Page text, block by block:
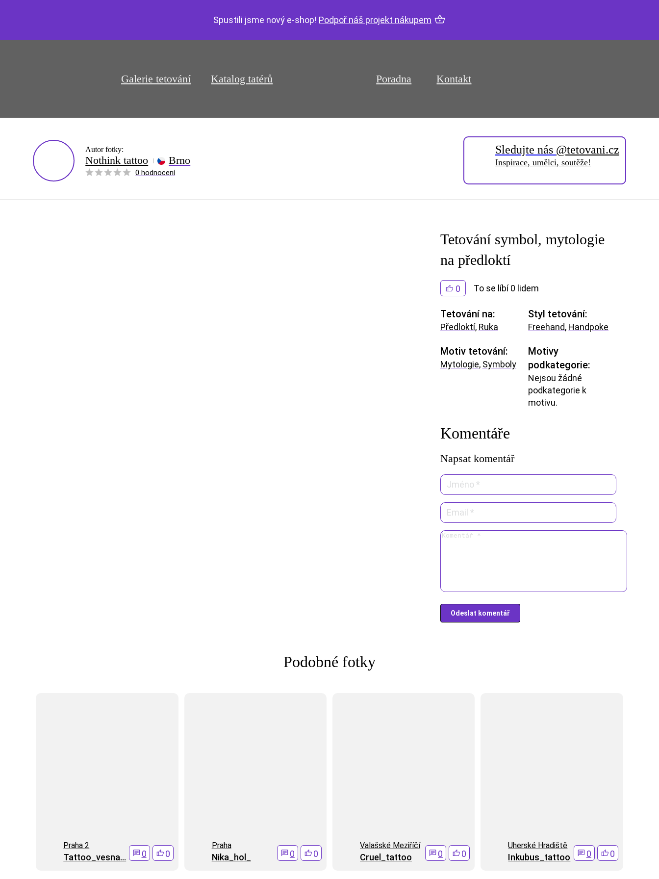
Spustili jsme nový e-shop! Podpoř náš projekt nákupem
Galerie tetování Katalog tatérů Poradna Kontakt
Autor fotky:
Nothink tattoo Brno
0 hodnocení
Sledujte nás @tetovani.cz
Inspirace, umělci, soutěže!
Tetování symbol, mytologie
na předloktí
0 To se líbí 0 lidem
Tetování na:
Předloktí, Ruka
Motiv tetování:
Mytologie, Symboly
Styl tetování:
Freehand, Handpoke
Motivy
podkategorie:
Nejsou žádné
podkategorie k
motivu.
Komentáře
Napsat komentář
Podobné fotky
Praha 2
Tattoo_vesna... 0 0
Praha
Nika_hol_ 0 0
Valašské Meziříčí
Cruel_tattoo 0 0
Uherské Hradiště
Inkubus_tattoo 0 0